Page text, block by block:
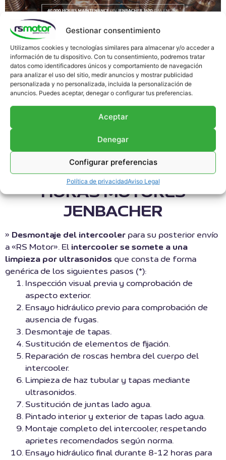
Gestionar consentimiento
Utilizamos cookies y tecnologías similares para almacenar y/o acceder a
información de tu dispositivo. Con tu consentimiento, podremos tratar
datos como identificadores únicos y comportamiento de navegación
para analizar el uso del sitio, medir anuncios y mostrar publicidad
personalizada y no personalizada, incluida la personalización de
anuncios. Puedes aceptar, denegar o configurar tus preferencias.
Aceptar
Denegar
Configurar preferencias
Política de privacidadAviso Legal
Esta vez tenemos el placer de mostraros cómo, de
forma general, solemos llevar a cabo los
mantenimientos 40.000 horas sobre motores
Jenbacher serie 6 de gas natural . Para este tipo de
mantenimiento preventivo nuestro equipo acude a la
planta del cliente. De todos modos, hay algunos
trabajos que «RS Motor» tiene que realizar en sus
instalaciones de Porriño. Estas labores se resaltan con
CHECKLIST
MANTENIMIENTO 40.000
HORAS MOTORES
JENBACHER
» Desmontaje del intercooler para su posterior envío
a «RS Motor». El intercooler se somete a una
limpieza por ultrasonidos que consta de forma
genérica de los siguientes pasos (*):
Inspección visual previa y comprobación de
aspecto exterior.
Ensayo hidráulico previo para comprobación de
ausencia de fugas.
Desmontaje de tapas.
Sustitución de elementos de fijación.
Reparación de roscas hembra del cuerpo del
intercooler.
Limpieza de haz tubular y tapas mediante
ultrasonidos.
Sustitución de juntas lado agua.
Pintado interior y exterior de tapas lado agua.
Montaje completo del intercooler, respetando
aprietes recomendados según norma.
Ensayo hidráulico final durante 8-12 horas para